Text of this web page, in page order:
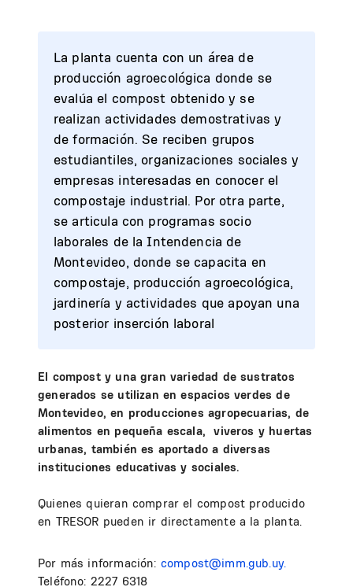
La planta cuenta con un área de
producción agroecológica donde se
evalúa el compost obtenido y se
realizan actividades demostrativas y
de formación. Se reciben grupos
estudiantiles, organizaciones sociales y
empresas interesadas en conocer el
compostaje industrial. Por otra parte,
se articula con programas socio
laborales de la Intendencia de
Montevideo, donde se capacita en
compostaje, producción agroecológica,
jardinería y actividades que apoyan una
posterior inserción laboral
El compost y una gran variedad de sustratos
generados se utilizan en espacios verdes de
Montevideo, en producciones agropecuarias, de
alimentos en pequeña escala, viveros y huertas
urbanas, también es aportado a diversas
instituciones educativas y sociales.
Quienes quieran comprar el compost producido
en TRESOR pueden ir directamente a la planta.
Por más información: compost@imm.gub.uy.
Teléfono: 2227 6318